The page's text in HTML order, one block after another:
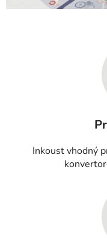
Inkoust vhodný